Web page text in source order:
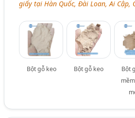
giấy tại Hàn Quốc, Đài Loan, Ai Cập,
Bột gỗ keo Bột gỗ keo
Bột